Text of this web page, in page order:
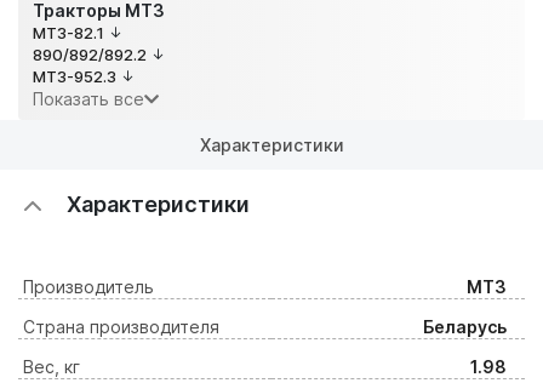
Тракторы МТЗ
МТЗ-82.1
890/892/892.2
МТЗ-952.3
Показать все
Характеристики
Характеристики
Производитель
МТЗ
Страна производителя
Беларусь
Вес, кг
1.98